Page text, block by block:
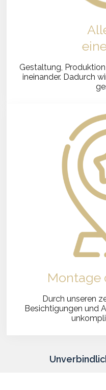
Gestaltung,
ineinander. Dadurch
Montage
Durch unseren
Besichtigungen und